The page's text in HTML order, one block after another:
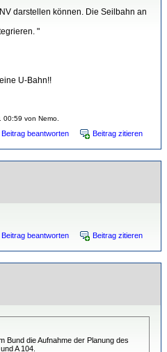
darstellen können. Die Seilbahn an
"
U-Bahn!!
00:59 von Nemo.
Beitrag beantworten Beitrag zitieren
Beitrag beantworten Beitrag zitieren
Bund die Aufnahme der Planung des
A 104.